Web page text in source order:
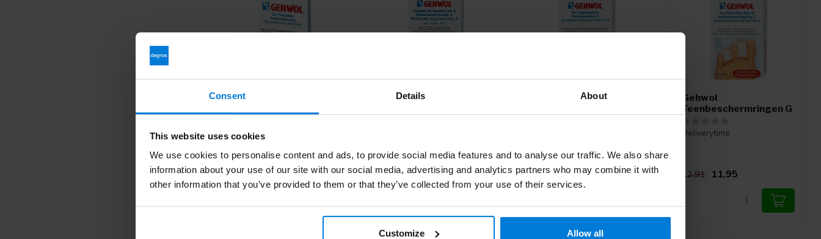
Consent Details About
This website uses cookies
We use cookies to personalise content and ads, to provide social media features and to analyse our traffic. We also share
information about your use of our site with our social media, advertising and analytics partners who may combine it with
other information that you’ve provided to them or that they’ve collected from your use of their services.
Customize Allow all
Gehwol
12,91 11,95
Gehwol
13,99 12,95
Gehwol Teenspreider G
13,99 12,95
Gehwol
Teenbeschermringen G
Deliverytime
12,91 11,95